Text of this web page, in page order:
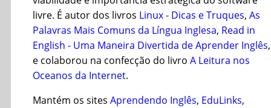
livre. É autor dos livros Linux - Dicas e Truques, As
Palavras Mais Comuns da Língua Inglesa, Read in
English - Uma Maneira Divertida de Aprender Inglês,
e colaborou na confecção do livro A Leitura nos
Oceanos da Internet.
Mantém os sites Aprendendo Inglês, EduLinks,